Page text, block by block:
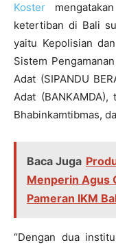
Koster
ketertiban di Bali
yaitu Kepolisian
Sistem
Adat (SIPANDU
Adat
Bhabinkamtibmas,
Baca Juga
Menperin Agus
Pameran IKM
“Dengan dua